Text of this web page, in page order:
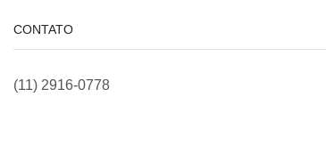
CONTATO
(11) 2916-0778